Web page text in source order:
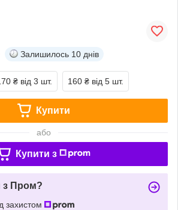
Залишилось 10 днів
₴ від 3 шт. 160 ₴ від 5 шт.
Купити
або
Купити з
з Пром?
захистом